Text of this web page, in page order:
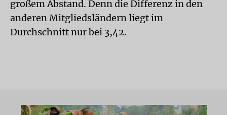
großem Abstand. Denn die Differenz in den
anderen Mitgliedsländern liegt im
Durchschnitt nur bei 3,42.